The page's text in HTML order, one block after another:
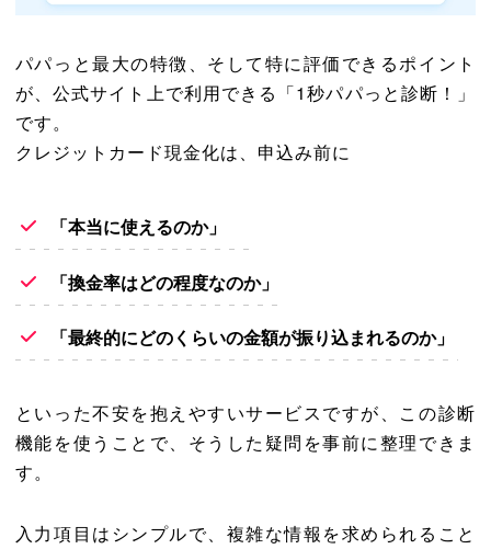
パパっと最大の特徴、そして特に評価できるポイント
が、公式サイト上で利用できる「1秒パパっと診断！」
です。
クレジットカード現金化は、申込み前に
「本当に使えるのか」
「換金率はどの程度なのか」
「最終的にどのくらいの金額が振り込まれるのか」
といった不安を抱えやすいサービスですが、この診断
機能を使うことで、そうした疑問を事前に整理できま
す。
入力項目はシンプルで、複雑な情報を求められること